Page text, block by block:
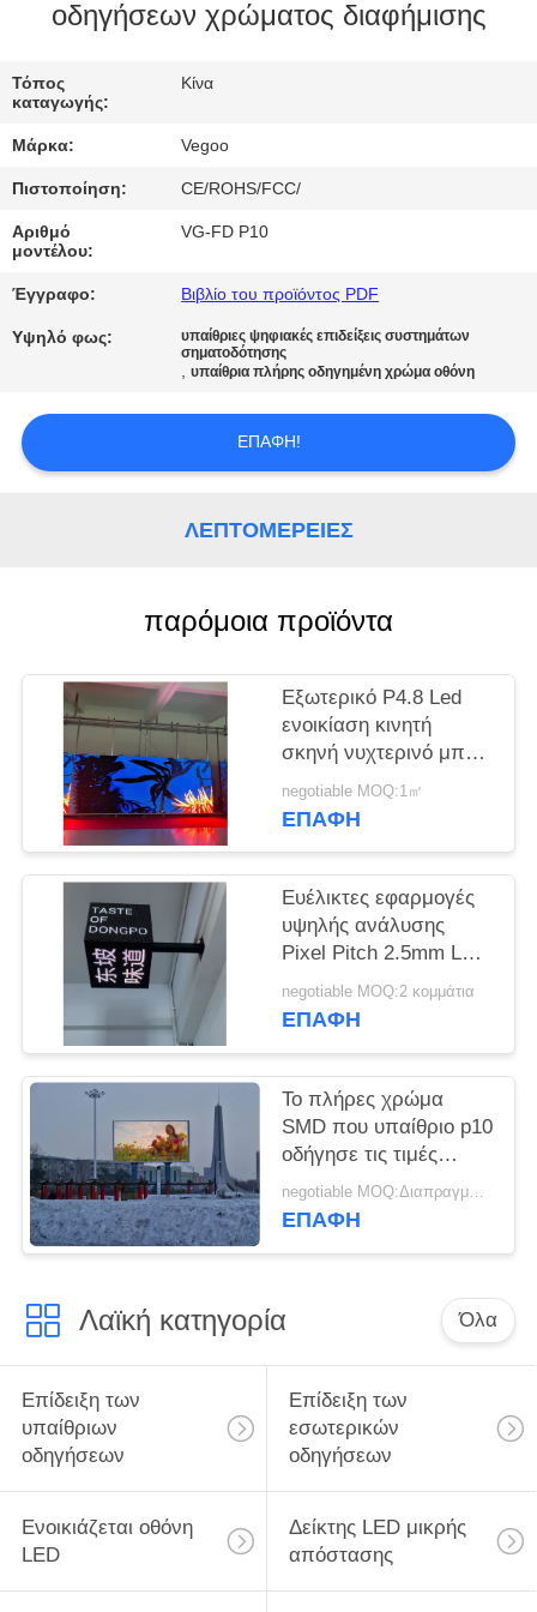
ΕΡΓΟΣΤΑΣΊΟΥ
ΈΛΕΓΧΟΣ
ΠΟΙΌΤΗΤΑΣ
ΕΠΙΚΟΙΝΩΝΉΣΤΕ
ΜΑΖΊ
ΜΑΣ
ΕΙΔΉΣΕΙΣ
ΖΗΤΉΣΤΕ
ΜΙΑ
POLICY
οδηγήσεων χρώματος διαφήμισης
Τόπος
καταγωγής:
Κίνα
Μάρκα: Vegoo
Πιστοποίηση: CE/ROHS/FCC/
Αριθμό
μοντέλου:
VG-FD P10
Έγγραφο: Βιβλίο του προϊόντος PDF
Υψηλό φως:
υπαίθριες ψηφιακές επιδείξεις συστημάτων
σηματοδότησης
,υπαίθρια πλήρης οδηγημένη χρώμα οθόνη
ΕΠΑΦΉ!
ΛΕΠΤΟΜΈΡΕΙΕΣ
παρόμοια προϊόντα
Εξωτερικό P4.8 Led
ενοικίαση κινητή
σκηνή νυχτερινό μπαρ
για ψυχαγωγία
negotiable MOQ:1㎡
ΕΠΑΦΉ
Ευέλικτες εφαρμογές
υψηλής ανάλυσης
Pixel Pitch 2.5mm LED
Cube Screen για
χώρους ψυχαγωγίας
negotiable MOQ:2 κομμάτια
ΕΠΑΦΉ
Το πλήρες χρώμα
SMD που υπαίθριο p10
οδήγησε τις τιμές
οθόνης επίδειξης
οδήγησε την επίδειξη
negotiable MOQ:Διαπραγματεύσιμος
ΕΠΑΦΉ
Λαϊκή κατηγορία Όλα
Επίδειξη των
υπαίθριων
οδηγήσεων
Επίδειξη των
εσωτερικών
οδηγήσεων
Ενοικιάζεται οθόνη
LED
Δείκτης LED μικρής
απόστασης